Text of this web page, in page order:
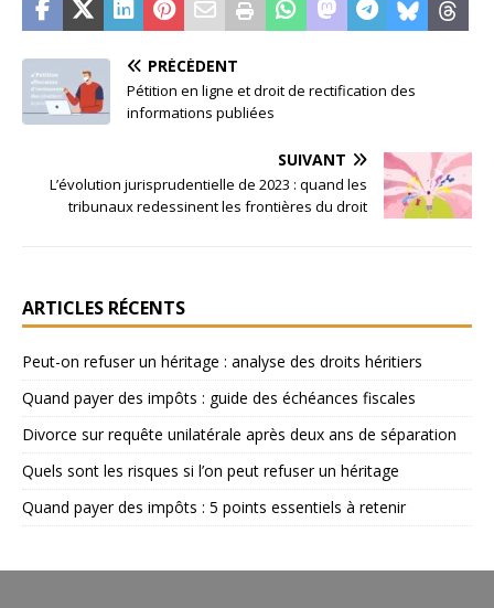
PRÉCÉDENT
Pétition en ligne et droit de rectification des
informations publiées
SUIVANT
L’évolution jurisprudentielle de 2023 : quand les
tribunaux redessinent les frontières du droit
ARTICLES RÉCENTS
Peut-on refuser un héritage : analyse des droits héritiers
Quand payer des impôts : guide des échéances fiscales
Divorce sur requête unilatérale après deux ans de séparation
Quels sont les risques si l’on peut refuser un héritage
Quand payer des impôts : 5 points essentiels à retenir